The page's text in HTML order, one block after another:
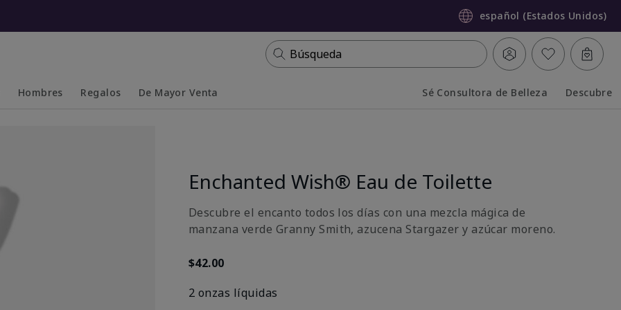
español (Estados Unidos)
Búsqueda
Hombres Regalos De Mayor Venta Sé Consultora de Belleza Descubre
Enchanted Wish® Eau de Toilette
Descubre el encanto todos los días con una mezcla mágica de
manzana verde Granny Smith, azucena Stargazer y azúcar moreno.
$42.00
2 onzas líquidas